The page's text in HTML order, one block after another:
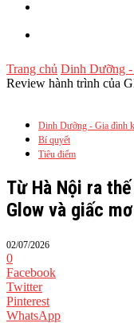
Trang chủ Dinh Dưỡng
Review hành trình của
Dinh Dưỡng - Gia đình
Bí quyết
Tiêu điểm
Từ Hà Nội ra
Glow và giấc
02/07/2026
0
Facebook
Twitter
Pinterest
WhatsApp